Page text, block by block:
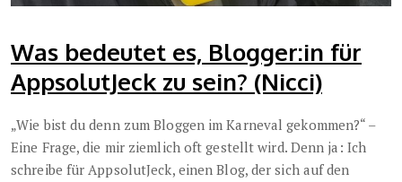
Was bedeutet es, Blogger:in für
AppsolutJeck zu sein? (Nicci)
„Wie bist du denn zum Bloggen im Karneval gekommen?“ –
Eine Frage, die mir ziemlich oft gestellt wird. Denn ja: Ich
schreibe für AppsolutJeck, einen Blog, der sich auf den